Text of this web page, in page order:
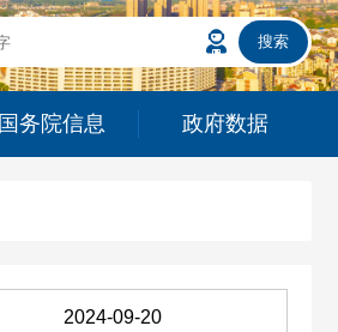
国务院信息 政府数据
2024-09-20